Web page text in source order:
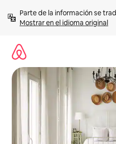
contenidoMostrar en el idioma original